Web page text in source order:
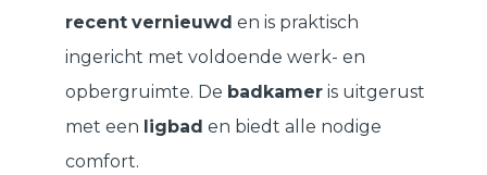
recent vernieuwd en is praktisch
ingericht met voldoende werk- en
opbergruimte. De badkamer is uitgerust
met een ligbad en biedt alle nodige
comfort.